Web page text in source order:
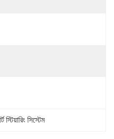
স্টিয়ারিং সিস্টেম